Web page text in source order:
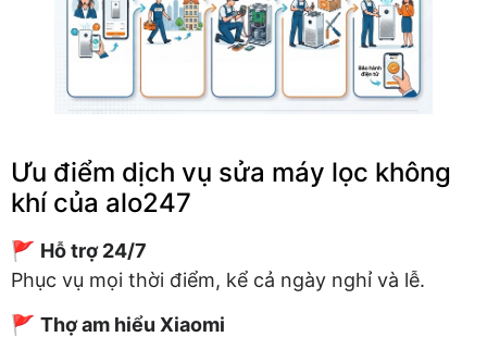
Ưu điểm dịch vụ sửa máy lọc không
khí của alo247
🚩 Hỗ trợ 24/7
Phục vụ mọi thời điểm, kể cả ngày nghỉ và lễ.
🚩 Thợ am hiểu Xiaomi